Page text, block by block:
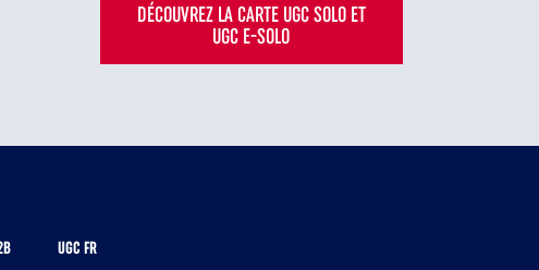
DÉCOUVREZ LA CARTE UGC SOLO ET
UGC E-SOLO
UGC FR